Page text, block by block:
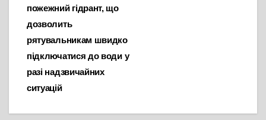
пожежний гідрант, що
дозволить
рятувальникам швидко
підключатися до води у
разі надзвичайних
ситуацій